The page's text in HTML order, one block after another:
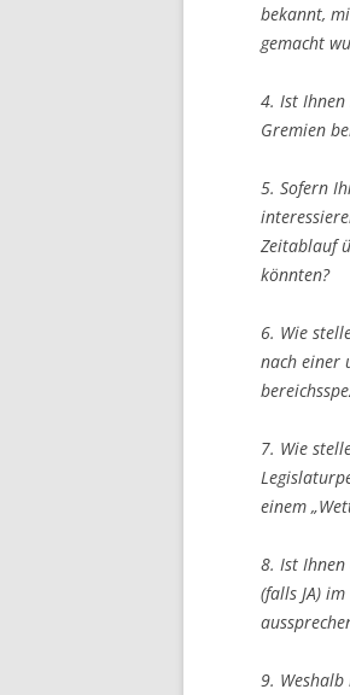
bekannt,
gemacht
4. Ist
Gremien
5. Sofern
Zeitablauf
könnten?
6. Wie
nach einer
7. Wie
einem
8. Ist Ihnen
(falls JA)
9.